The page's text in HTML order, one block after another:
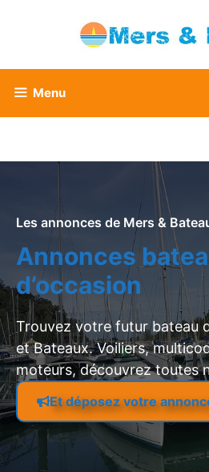
Menu
Les annonces de Mers &
Annonces
d’occasion
Trouvez votre futur bateau
et Bateaux. Voiliers,
moteurs, découvrez toutes
Et déposez votre